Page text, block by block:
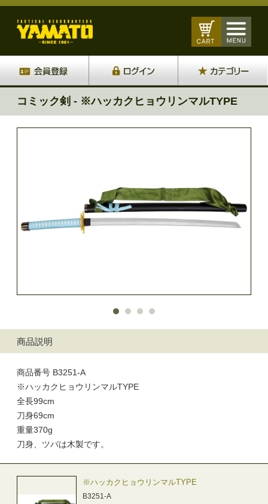
コミック剣 - ※ハッカクヒョウリンマルTYPE
商品説明
商品番号 B3251-A
※ハッカクヒョウリンマルTYPE
全長99cm
刀身69cm
重量370g
刀身、ツバは木製です。
※ハッカクヒョウリンマルTYPE
B3251-A